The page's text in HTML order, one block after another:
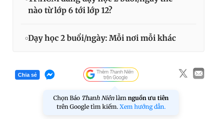
nào từ lớp 6 tới lớp 12?
Dạy học 2 buổi/ngày: Mỗi nơi mỗi khác
Chia sẻ
Chọn Báo Thanh Niên làm nguồn ưu tiên
trên Google tìm kiếm. Xem hướng dẫn.